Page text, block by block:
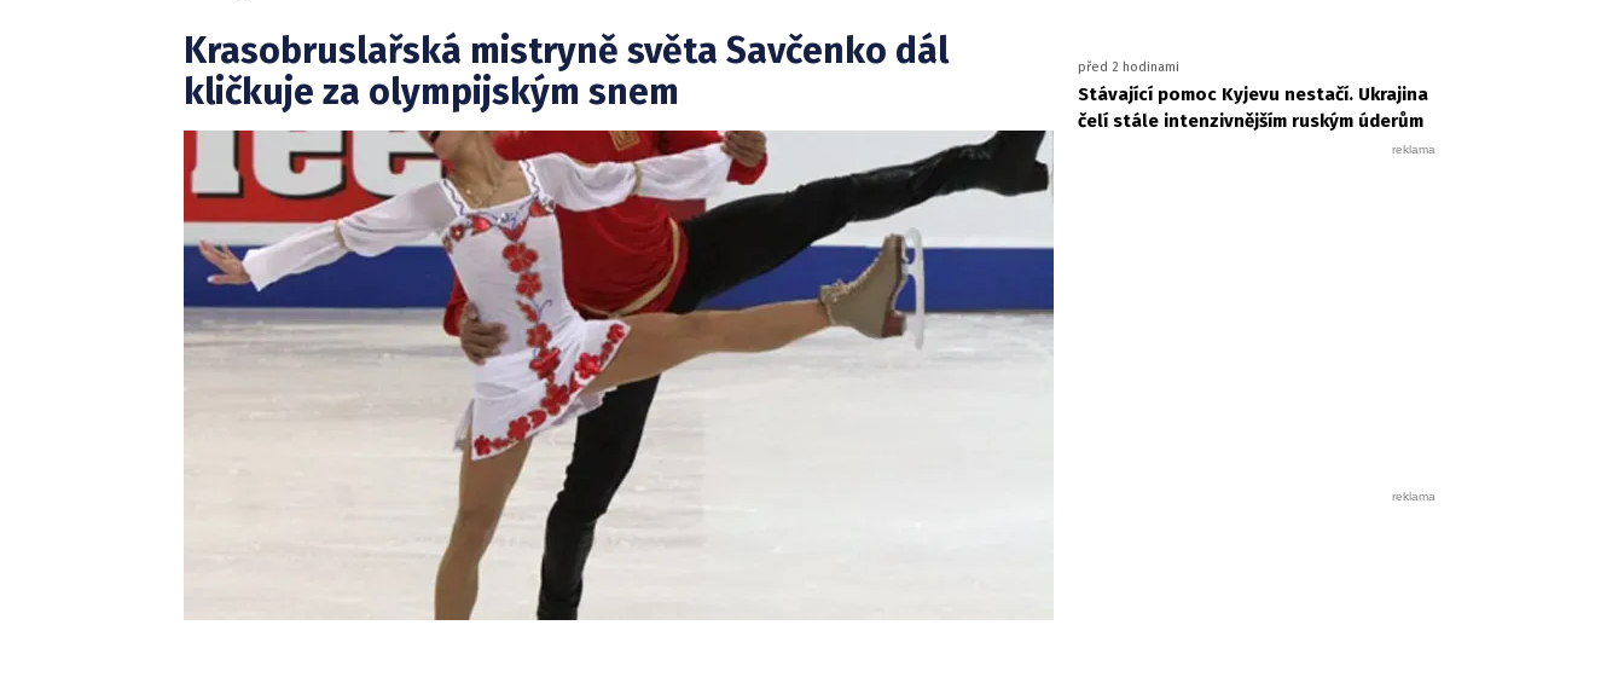
Krasobruslařská mistryně světa Savčenko dál
kličkuje za olympijským snem
před 2 hodinami
Stávající pomoc Kyjevu nestačí. Ukrajina
čelí stále intenzivnějším ruským úderům